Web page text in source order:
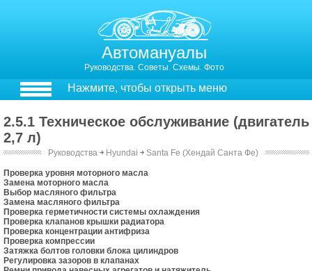
Автомануалы
Руководства. Советы. Схемы. Фото
Нажмите, чтобы открыть меню
2.5.1 Техническое обслуживание (двигатель
2,7 л)
Руководства ￫ Hyundai ￫ Santa Fe (Хендай Санта Фе)
Проверка уровня моторного масла
Замена моторного масла
Выбор масляного фильтра
Замена масляного фильтра
Проверка герметичности системы охлаждения
Проверка клапанов крышки радиатора
Проверка концентрации антифриза
Проверка компрессии
Затяжка болтов головки блока цилиндров
Регулировка зазоров в клапанах